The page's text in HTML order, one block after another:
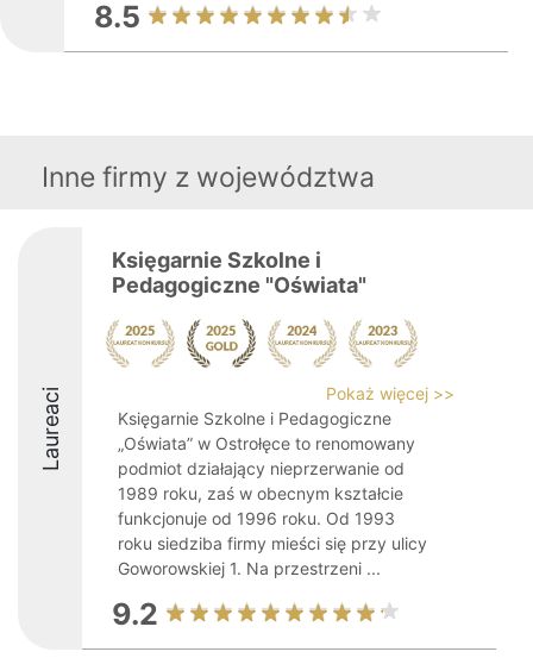
8.5
Inne firmy z województwa
Laureaci
Księgarnie Szkolne i
Pedagogiczne "Oświata"
Pokaż więcej >>
Księgarnie Szkolne i Pedagogiczne
„Oświata” w Ostrołęce to renomowany
podmiot działający nieprzerwanie od
1989 roku, zaś w obecnym kształcie
funkcjonuje od 1996 roku. Od 1993
roku siedziba firmy mieści się przy ulicy
Goworowskiej 1. Na przestrzeni ...
9.2